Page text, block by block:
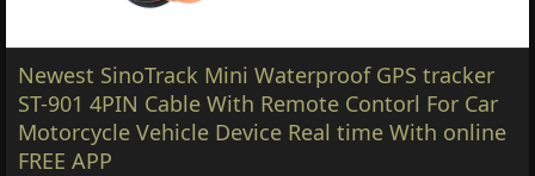
Newest SinoTrack Mini Waterproof GPS tracker
ST-901 4PIN Cable With Remote Contorl For Car
Motorcycle Vehicle Device Real time With online
FREE APP